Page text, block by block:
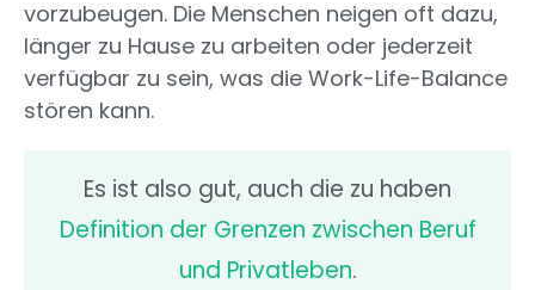
vorzubeugen. Die Menschen neigen oft dazu,
länger zu Hause zu arbeiten oder jederzeit
verfügbar zu sein, was die Work-Life-Balance
stören kann.
Es ist also gut, auch die zu haben
Definition der Grenzen zwischen Beruf
und Privatleben.